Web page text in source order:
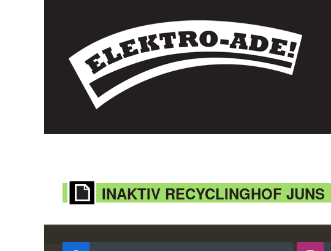
INAKTIV RECYCLINGHOF JUNS